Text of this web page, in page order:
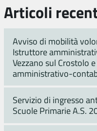
Articoli
Avviso di mobilità
Istruttore
Vezzano sul Crostolo
amministrativo-
Servizio di ingresso
Scuole Primarie A.S.